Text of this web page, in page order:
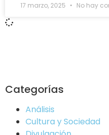
17 marzo, 2025 No hay
Categorías
Análisis
Cultura y Sociedad